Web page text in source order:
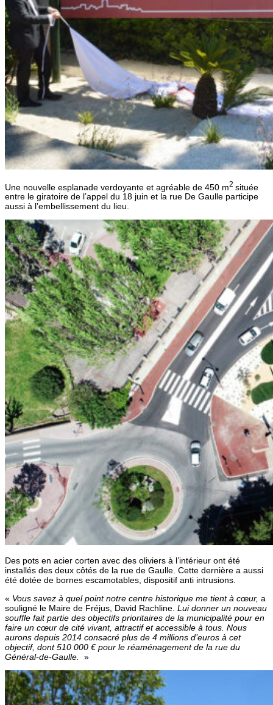
Une nouvelle esplanade verdoyante et agréable de 450 m2 située
entre le giratoire de l’appel du 18 juin et la rue De Gaulle participe
aussi à l’embellissement du lieu.
Des pots en acier corten avec des oliviers à l’intérieur ont été
installés des deux côtés de la rue de Gaulle. Cette dernière a aussi
été dotée de bornes escamotables, dispositif anti intrusions.
« Vous savez à quel point notre centre historique me tient à cœur, a
souligné le Maire de Fréjus, David Rachline. Lui donner un nouveau
souffle fait partie des objectifs prioritaires de la municipalité pour en
faire un cœur de cité vivant, attractif et accessible à tous. Nous
aurons depuis 2014 consacré plus de 4 millions d’euros à cet
objectif, dont 510 000 € pour le réaménagement de la rue du
Général-de-Gaulle.
»